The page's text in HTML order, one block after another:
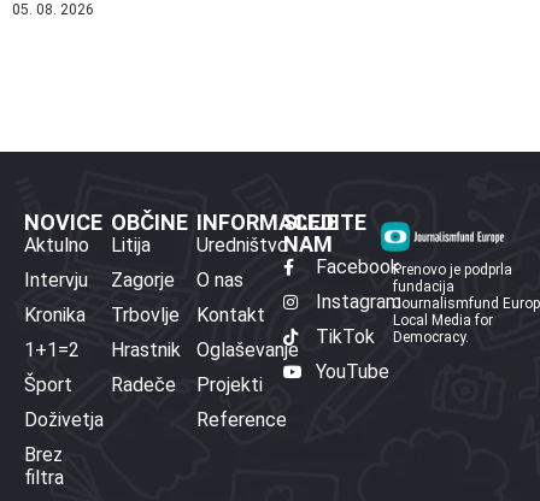
05. 08. 2026
NOVICE
Aktulno
Intervju
Kronika
1+1=2
Šport
Doživetja
Brez
filtra
OBČINE
Litija
Zagorje
Trbovlje
Hrastnik
Radeče
INFORMACIJE
Uredništvo
O nas
Kontakt
Oglaševanje
Projekti
Reference
SLEDITE
NAM
Facebook
Instagram
TikTok
YouTube
Prenovo je podprla
fundacija
Journalismfund
Local Media for
Democracy.